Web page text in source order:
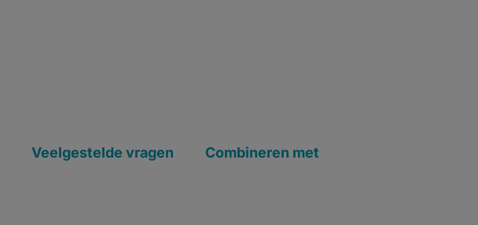
Veelgestelde vragen Combineren met